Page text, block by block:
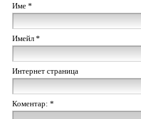
Име *
Имейл *
Интернет страница
Коментар: *